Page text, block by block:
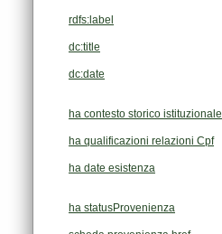
rdfs:label
dc:title
dc:date
ha contesto storico istituzionale
ha qualificazioni relazioni Cpf
ha date esistenza
ha statusProvenienza